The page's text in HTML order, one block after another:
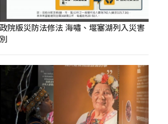
政院版災防法修法 海嘯、堰塞湖列入災害
別